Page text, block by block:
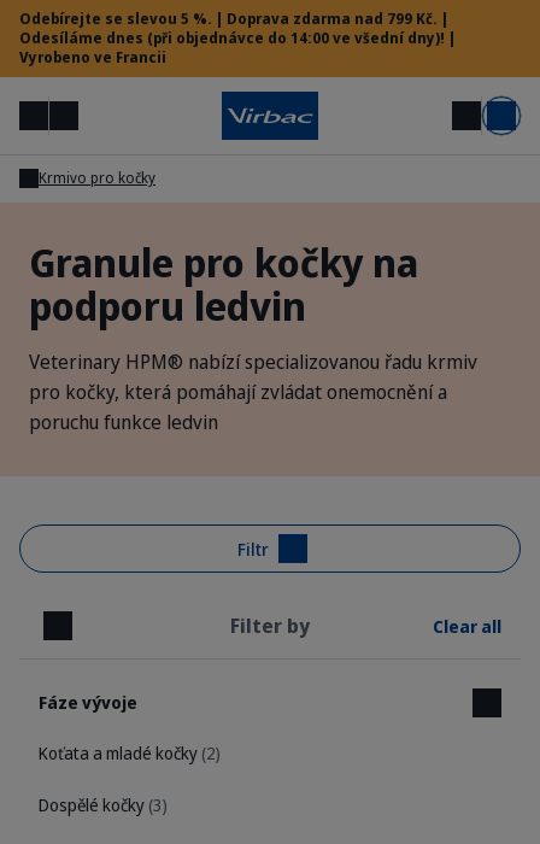
Odebírejte se slevou 5 %. | Doprava zdarma nad 799 Kč. |
Odesíláme dnes (při objednávce do 14:00 ve všední dny)! |
Vyrobeno ve Francii
MenuHledat Můj účet Košík
Potřebujete pomoc?
Krmivo pro kočky
Granule pro kočky na
podporu ledvin
Veterinary HPM® nabízí specializovanou řadu krmiv
pro kočky, která pomáhají zvládat onemocnění a
poruchu funkce ledvin
Filtr
Close Filter by Clear all
Fáze vývoje
Koťata a mladé kočky (2)
Dospělé kočky (3)